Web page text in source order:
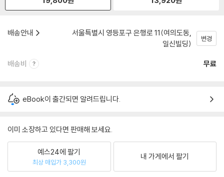
배송안내
서울특별시 영등포구 은행로 11(여의도동,
일신빌딩)
변경
배송비 무료
eBook이 출간되면 알려드립니다.
이미 소장하고 있다면 판매해 보세요.
예스24에 팔기
최상 매입가 3,300원
내 가게에서 팔기